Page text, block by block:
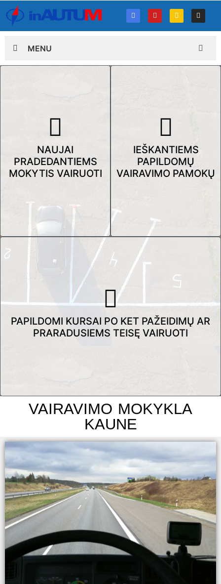
MENU
NAUJAI
PRADEDANTIEMS
MOKYTIS VAIRUOTI
IEŠKANTIEMS
PAPILDOMŲ
VAIRAVIMO PAMOKŲ
PAPILDOMI KURSAI PO KET PAŽEIDIMŲ AR
PRARADUSIEMS TEISĘ VAIRUOTI
VAIRAVIMO MOKYKLA
KAUNE